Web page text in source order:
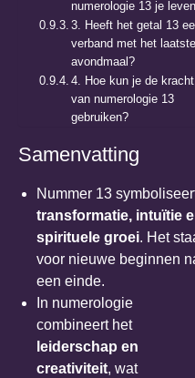
numerologie 13 je
3. Heeft het getal 13
verband met het laatste
avondmaal?
4. Hoe kun je de kracht
van numerologie 13
gebruiken?
Samenvatting
Nummer 13
transformatie, intuïtie
spirituele groei. Het
voor nieuwe beginnen
een einde.
In numerologie
combineert het
leiderschap en
creativiteit, wat